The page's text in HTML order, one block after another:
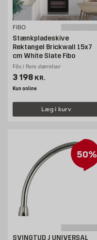
FIBO
Stænkpladeskive
Rektangel Brickwall 15x7
cm White Slate Fibo
Fås i flere størrelser
Pris 3198 kr. /stk
3 198 KR.
Kun online
Læg i kurv
50%
SVINGTUD J UNIVERSAL